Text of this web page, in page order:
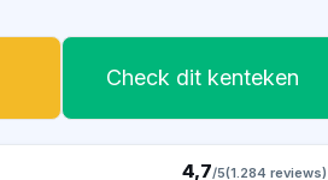
Check dit kenteken
4,7/5(1.284 reviews)